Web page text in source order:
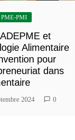
PME-PMI
et
Alimentaire
pour
dans
2024 0